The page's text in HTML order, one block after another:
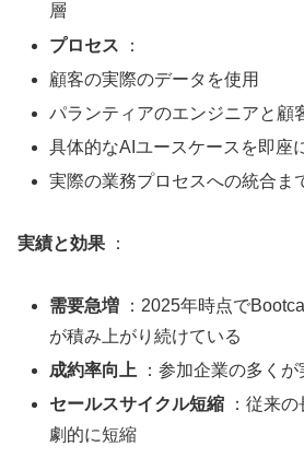
層
プロセス ：
顧客の実際のデータを使用
パランティアのエンジニアと顧
具体的なAIユースケースを即座
実際の業務プロセスへの統合ま
実績と効果 ：
需要急増 ：2025年時点で
が積み上がり続けている
成約率向上 ：参加企業の多く
セールスサイクル短縮 ：従来
劇的に短縮